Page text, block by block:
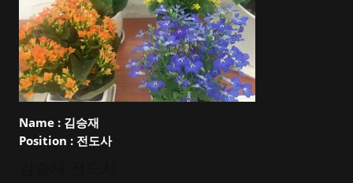
Name : 김승재
Position : 전도사